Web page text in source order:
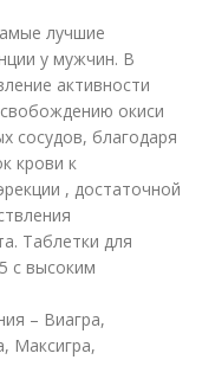
лучшие
у мужчин. В
активности
окиси
сосудов, благодаря
крови к
, достаточной
Таблетки для
с высоким
– Виагра,
Максигра,